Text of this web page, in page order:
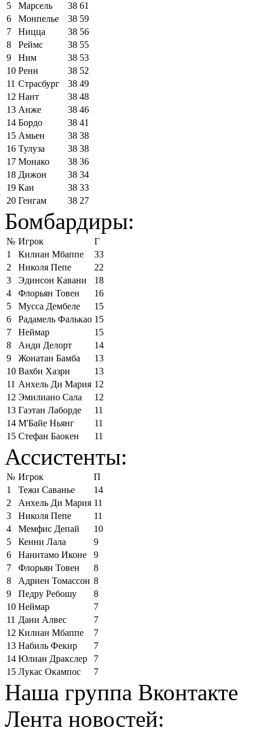
5
Марсель 38 61
6
Монпелье 38 59
7
Ницца 38 56
8
Реймс 38 55
9
Ним 38 53
10 Ренн 38 52
11 Страсбург 38 49
12 Нант 38 48
13 Анже 38 46
14 Бордо 38 41
15 Амьен 38 38
16 Тулуза 38 38
17 Монако 38 36
18 Дижон 38 34
19 Кан 38 33
20 Генгам 38 27
Бомбардиры:
№ Игрок
Г
1
Килиан Мбаппе
33
2
Николя Пепе
22
3
Эдинсон Кавани
18
4
Флорьян Товен
16
5
Мусса Дембеле
15
6
Радамель Фалькао 15
7
Неймар
15
8
Анди Делорт
14
9
Жонатан Бамба
13
10 Вахби Хазри
13
11 Анхель Ди Мария 12
12 Эмилиано Сала
12
13 Гаэтан Лаборде
11
14 М'Байе Ньянг
11
15 Стефан Баокен 11
Ассистенты:
№ Игрок
П
1
Тежи Саванье
14
2
Анхель Ди Мария 11
3
Николя Пепе
11
4
Мемфис Депай
10
5
Кенни Лала
9
6
Нанитамо Иконе
9
7
Флорьян Товен
8
8
Адриен Томассон 8
9
Педру Ребошу
8
10 Неймар
7
11 Дани Алвес
7
12 Килиан Мбаппе
7
13 Набиль Фекир
7
14 Юлиан Дракслер
7
15 Лукас Окампос 7
Наша группа Вконтакте
Лента новостей: